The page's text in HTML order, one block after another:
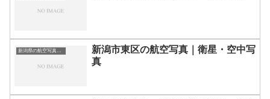
新潟県の航空写真・空中写真
新潟市東区の航空写真｜衛星・空中写
真